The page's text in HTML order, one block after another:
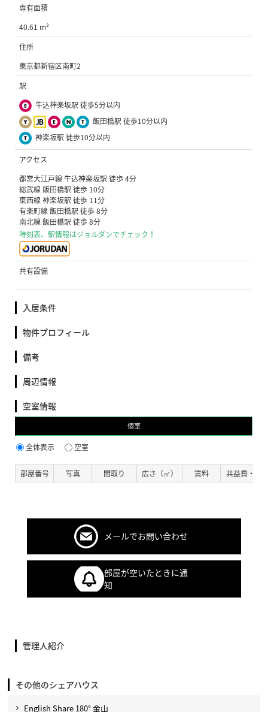
専有面積
40.61 m²
住所
東京都新宿区南町2
駅
牛込神楽坂駅 徒歩5分以内
飯田橋駅 徒歩10分以内
神楽坂駅 徒歩10分以内
アクセス
都営大江戸線 牛込神楽坂駅 徒歩 4分
総武線 飯田橋駅 徒歩 10分
東西線 神楽坂駅 徒歩 11分
有楽町線 飯田橋駅 徒歩 8分
南北線 飯田橋駅 徒歩 8分
時刻表、駅情報はジョルダンでチェック！
共有設備
入居条件
物件プロフィール
備考
周辺情報
空室情報
個室
全体表示 空室
部屋番号 写真 間取り 広さ（㎡） 賃料 共益費・管
メールでお問い合わせ
部屋が空いたときに通
知
管理人紹介
その他のシェアハウス
English Share 180° 金山